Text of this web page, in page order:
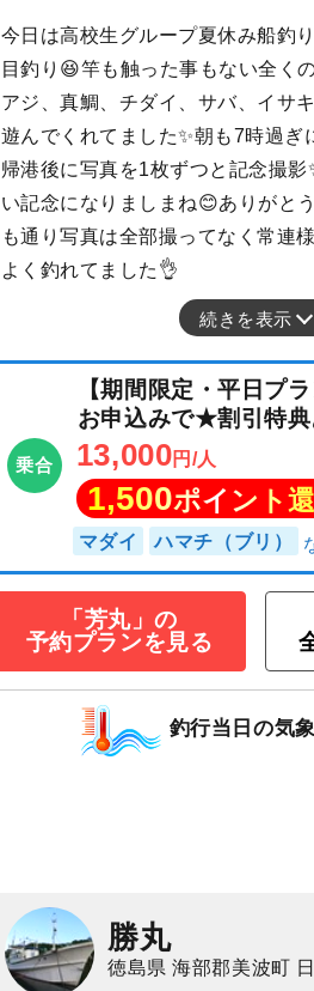
今日は高校生グループ夏休み船釣
目釣り😆竿も触った事もない全く
アジ、真鯛、チダイ、サバ、イサ
遊んでくれてました✨朝も7時過ぎ
帰港後に写真を1枚ずつと記念撮影
い記念になりましまね😊ありがと
も通り写真は全部撮ってなく常連
よく釣れてました👌
続きを表示
乗合
【期間限定・平日
お申込みで★割
13,000円/人
1,500ポイン
「芳丸」の
予約プランを見る
釣行当日の気
勝丸
徳島県 海部郡美波町